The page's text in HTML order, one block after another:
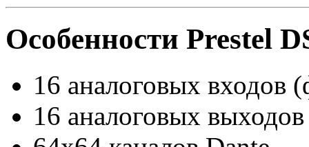
Особенности Prestel
16 аналоговых входов
16 аналоговых выходов